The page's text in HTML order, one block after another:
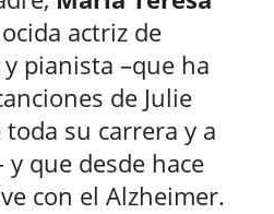
actriz de
pianista –que ha
de Julie
su carrera y a
que desde hace
con el Alzheimer.